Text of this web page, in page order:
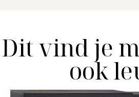
Dit vind je
ook